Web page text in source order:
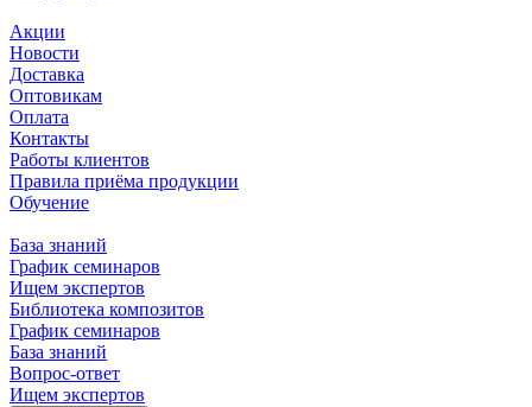
Акции
Новости
Доставка
Оптовикам
Оплата
Контакты
Работы клиентов
Правила приёма продукции
Обучение
База знаний
График семинаров
Ищем экспертов
Библиотека композитов
График семинаров
База знаний
Вопрос-ответ
Ищем экспертов